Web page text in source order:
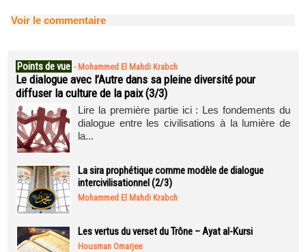
Voir le commentaire
Points de vue - Mohammed El Mahdi Krabch
Le dialogue avec l’Autre dans sa pleine diversité pour
diffuser la culture de la paix (3/3)
Lire la première partie ici : Les fondements du
dialogue entre les civilisations à la lumière de
la...
La sira prophétique comme modèle de dialogue
intercivilisationnel (2/3)
Mohammed El Mahdi Krabch
Les vertus du verset du Trône – Ayat al-Kursi
Housman Omarjee